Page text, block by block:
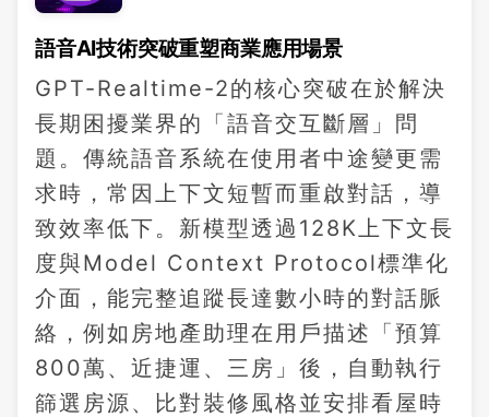
語音AI技術突破重塑商業應用場景
GPT-Realtime-2的核心突破在於解決
長期困擾業界的「語音交互斷層」問
題。傳統語音系統在使用者中途變更需
求時，常因上下文短暫而重啟對話，導
致效率低下。新模型透過128K上下文長
度與Model Context Protocol標準化
介面，能完整追蹤長達數小時的對話脈
絡，例如房地產助理在用戶描述「預算
800萬、近捷運、三房」後，自動執行
篩選房源、比對裝修風格並安排看屋時